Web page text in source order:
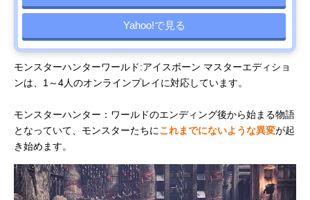
Yahoo!で見る
モンスターハンターワールド:アイスボーン マスターエディショ
ンは、1～4人のオンラインプレイに対応しています。
モンスターハンター：ワールドのエンディング後から始まる物語
となっていて、モンスターたちにこれまでにないような異変が起
き始めます。